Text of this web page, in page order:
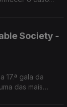
Society -
17.ª gala da
das mais